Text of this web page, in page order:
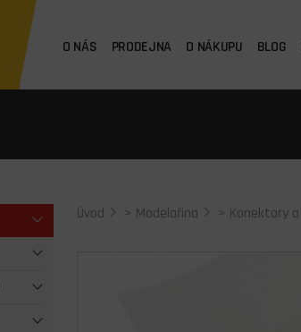
O NÁS PRODEJNA O NÁKUPU BLOG
Úvod > Modelařina > Konektory